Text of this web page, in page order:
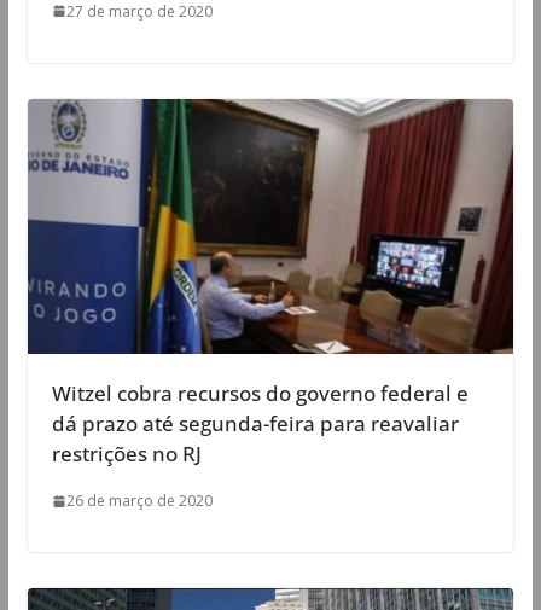
27 de março de 2020
Witzel cobra recursos do governo federal e
dá prazo até segunda-feira para reavaliar
restrições no RJ
26 de março de 2020